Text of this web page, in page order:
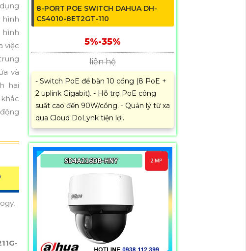
hình
việc
và
hai
8-PORT POE SWITCH DAHUA DH-
CS4010-8ET2GT-110
5%-35%
liên hệ
- Switch PoE để bàn 10 cổng (8 PoE +
2 uplink Gigabit). - Hỗ trợ PoE công
suất cao đến 90W/cổng. - Quản lý từ xa
qua Cloud DoLynk tiện lợi.